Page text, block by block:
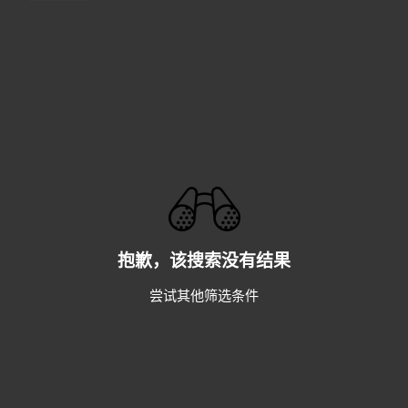
抱歉，该搜索没有结果
尝试其他筛选条件